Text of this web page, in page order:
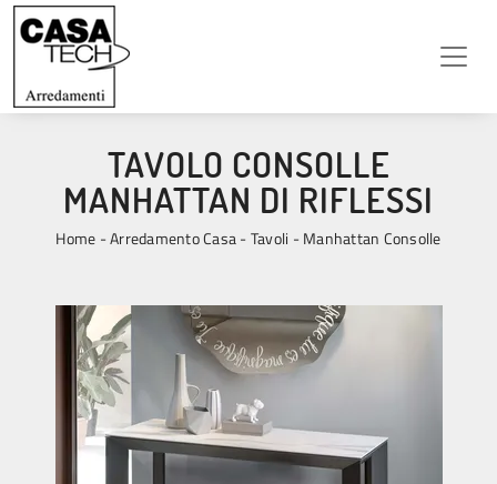
TAVOLO CONSOLLE
MANHATTAN DI RIFLESSI
Home -Arredamento Casa-Tavoli -Manhattan Consolle